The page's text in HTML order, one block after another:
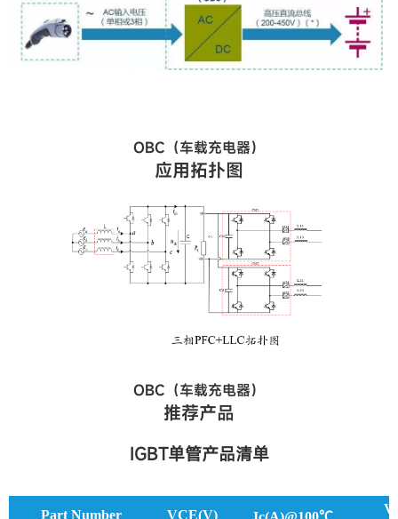
OBC（车载充电器）
应用拓扑图
OBC（车载充电器）
推荐产品
IGBT单管产品清单
Part Number VCE(V)